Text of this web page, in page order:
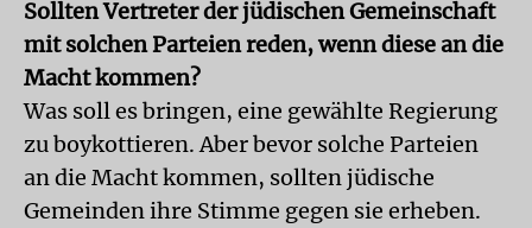
Sollten Vertreter der jüdischen Gemeinschaft
mit solchen Parteien reden, wenn diese an die
Macht kommen?
Was soll es bringen, eine gewählte Regierung
zu boykottieren. Aber bevor solche Parteien
an die Macht kommen, sollten jüdische
Gemeinden ihre Stimme gegen sie erheben.